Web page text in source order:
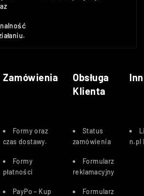
Zamówienia
Obsługa
Klienta
Formy oraz
czas dostawy.
Formy
płatności
PayPo – Kup
Status
zamówienia
Formularz
reklamacyjny
Formularz
n.pl